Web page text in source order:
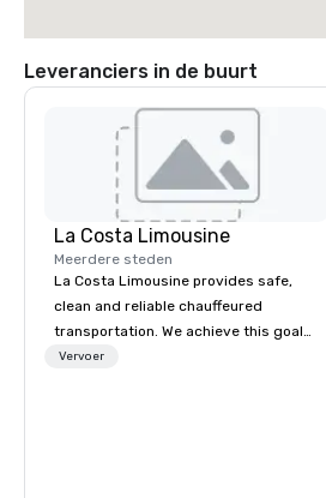
Leveranciers in de buurt
La Costa Limousine
Meerdere steden
La Costa Limousine provides safe,
clean and reliable chauffeured
transportation. We achieve this goal
with highly trained chauffeurs, the
Vervoer